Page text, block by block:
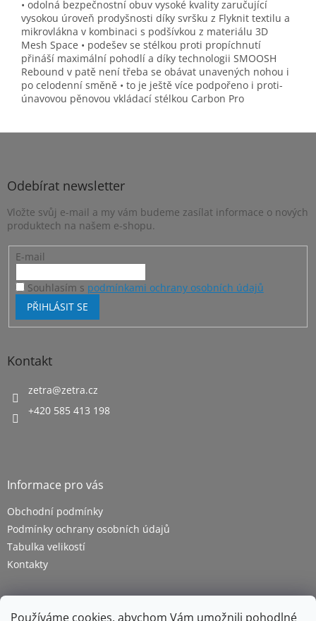
Používáme cookies, abychom Vám umožnili pohodlné
• odolná bezpečnostní obuv vysoké kvality zaručující
vysokou úroveň prodyšnosti díky svršku z Flyknit textilu a
mikrovlákna v kombinaci s podšívkou z materiálu 3D
Mesh Space • podešev se stélkou proti propíchnutí
přináší maximální pohodlí a díky technologii SMOOSH
Rebound v patě není třeba se obávat unavených nohou i
po celodenní směně • to je ještě více podpořeno i proti-
únavovou pěnovou vkládací stélkou Carbon Pro
Z
Odebírat newsletter
Vložte svůj e-mail a my vám budeme zasílat informace o nových
produktech na našem e-shopu.
E-mail
Souhlasím s podmínkami ochrany osobních údajů
PŘIHLÁSIT SE
Kontakt
zetra@zetra.cz
+420 585 413 198
Informace pro vás
Obchodní podmínky
Podmínky ochrany osobních údajů
Tabulka velikostí
Kontakty